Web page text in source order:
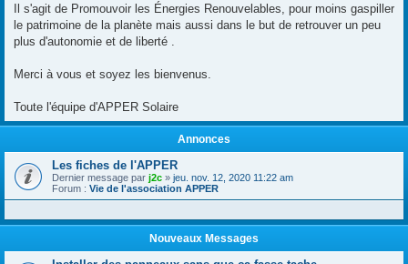
Il s'agit de Promouvoir les Énergies Renouvelables, pour moins gaspiller
le patrimoine de la planète mais aussi dans le but de retrouver un peu
plus d'autonomie et de liberté .
Merci à vous et soyez les bienvenus.
Toute l'équipe d'APPER Solaire
Annonces
Les fiches de l'APPER
Dernier message par j2c » jeu. nov. 12, 2020 11:22 am
Forum : Vie de l'association APPER
Nouveaux Messages